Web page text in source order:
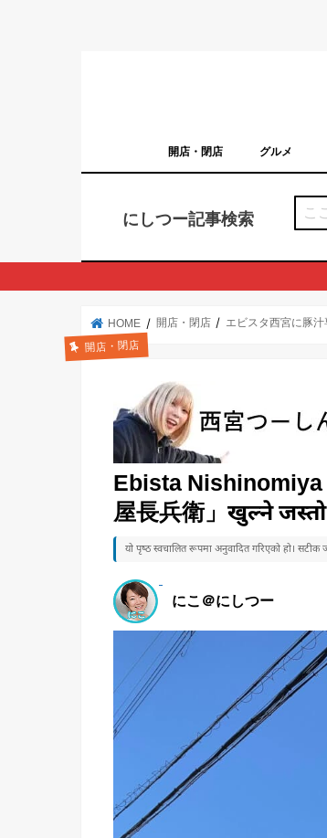
開店・閉店 グルメ
にしつー記事検索
HOME 開店・閉店 エビスタ西宮に豚
開店・閉店
Ebista Nishinomiya
屋長兵衛」खुल्ने
यो पृष्ठ स्वचालित रूपमा अनुवादित गरिएको हो। सटीक
にこ＠にしつー